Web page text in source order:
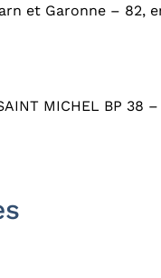
et Garonne – 82,
MICHEL BP 38